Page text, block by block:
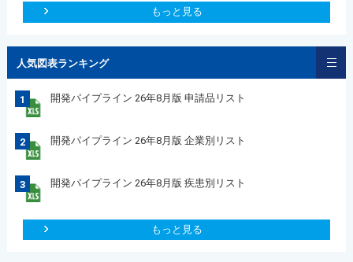
もっと見る
人気図表ランキング
1 開発パイプライン 26年8月版 申請品リスト
2 開発パイプライン 26年8月版 企業別リスト
3 開発パイプライン 26年8月版 疾患別リスト
もっと見る